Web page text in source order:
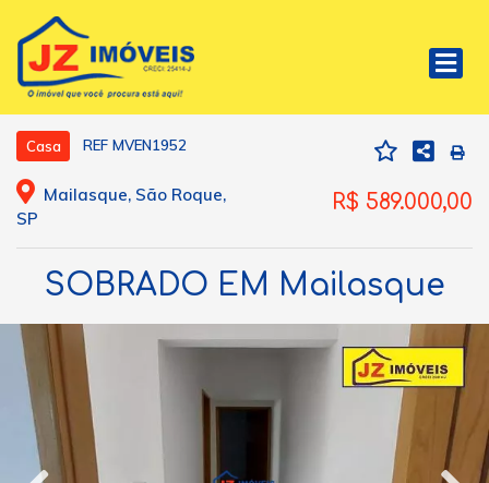
Casa REF MVEN1952
Mailasque, São Roque,
SP
R$ 589.000,00
SOBRADO EM Mailasque